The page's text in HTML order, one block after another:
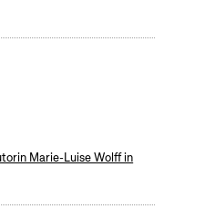
Marie-Luise Wolff in